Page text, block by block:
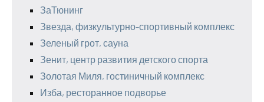
ЗаТюнинг
Звезда, физкультурно-спортивный комплекс
Зеленый грот, сауна
Зенит, центр развития детского спорта
Золотая Миля, гостиничный комплекс
Изба, ресторанное подворье